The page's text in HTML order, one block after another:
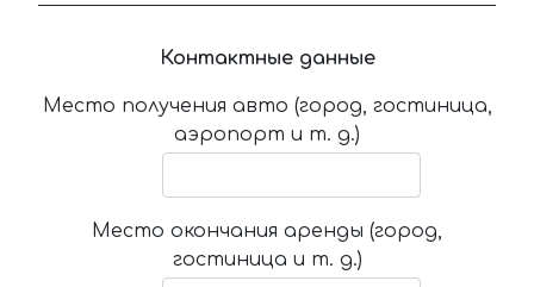
Контактные данные
Место получения авто (город, гостиница,
аэропорт и т. д.)
Место окончания аренды (город,
гостиница и т. д.)